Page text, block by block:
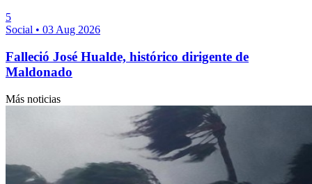
5
Social • 03 Aug 2026
Falleció José Hualde, histórico dirigente de
Maldonado
Más noticias